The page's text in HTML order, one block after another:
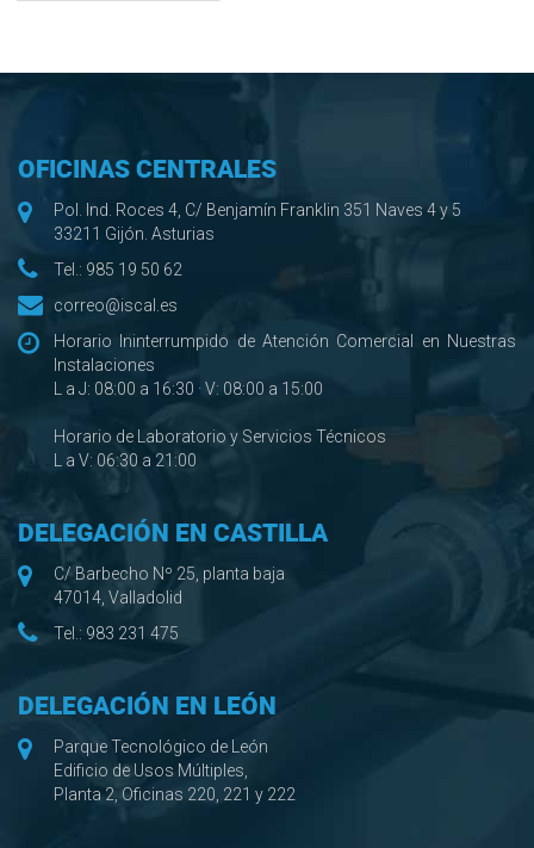
OFICINAS CENTRALES
Pol. Ind. Roces 4, C/ Benjamín Franklin 351 Naves 4 y 5
33211 Gijón. Asturias
Tel.: 985 19 50 62
correo@iscal.es
Horario Ininterrumpido de Atención Comercial en Nuestras
Instalaciones
L a J: 08:00 a 16:30 · V: 08:00 a 15:00
Horario de Laboratorio y Servicios Técnicos
L a V: 06:30 a 21:00
DELEGACIÓN EN CASTILLA
C/ Barbecho Nº 25, planta baja
47014, Valladolid
Tel.: 983 231 475
DELEGACIÓN EN LEÓN
Parque Tecnológico de León
Edificio de Usos Múltiples,
Planta 2, Oficinas 220, 221 y 222